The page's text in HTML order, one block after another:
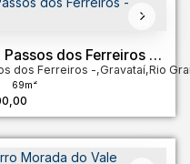
dos Ferreiros -
dos Ferreiros ,Gravataí,Rio
69m²